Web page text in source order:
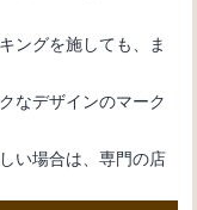
ングを施しても、ま
なデザインのマーク
い場合は、専門の店